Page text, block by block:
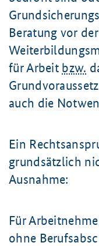
Beratung vor
für Arbeit bzw.
auch die
Ein
grundsätzlich
Ausnahme:
Für
ohne